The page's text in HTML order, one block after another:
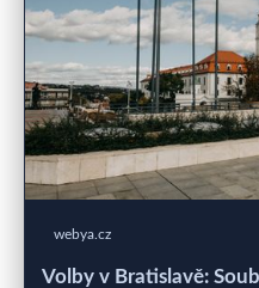
webya.cz
Volby v Bratislavě: